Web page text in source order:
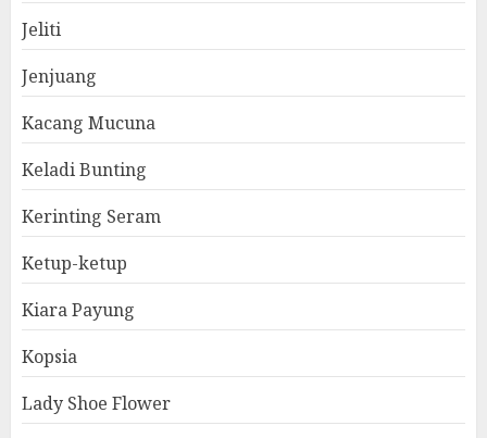
Jeliti
Jenjuang
Kacang Mucuna
Keladi Bunting
Kerinting Seram
Ketup-ketup
Kiara Payung
Kopsia
Lady Shoe Flower